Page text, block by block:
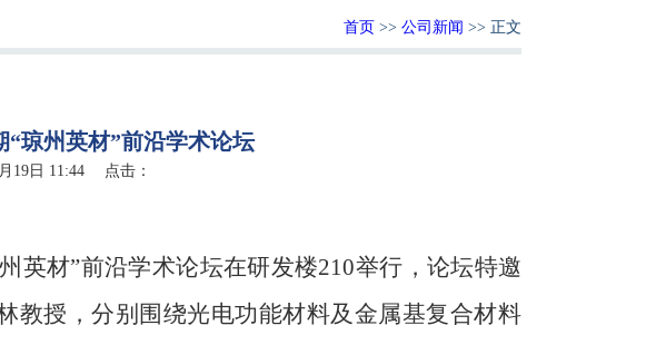
首页 >> 公司新闻 >> 正文
“琼州英材”前沿学术论坛
19日 11:44 点击：
英材”前沿学术论坛在研发楼210举行，论坛特邀
教授，分别围绕光电功能材料及金属基复合材料